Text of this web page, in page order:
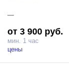
главную
Почувствуйте себя
стиле Hollywood и
мирового кино!
—
от 3 900 руб.
мин. 1 час
цены